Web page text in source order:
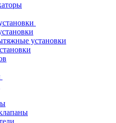
установки